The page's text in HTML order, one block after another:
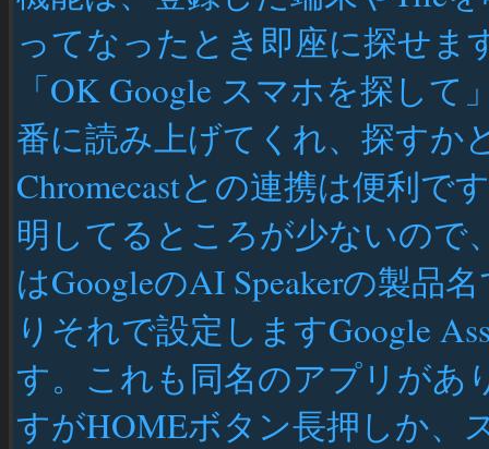
ってなったとき即座に探せま
「OK Google スマホを探し
番に読み上げてくれ、探すか
Chromecastとの連携は便利で
明してるところが少ないので
はGoogleのAI Speakerの製品
りそれで設定しますGoogle
す。これも同名のアプリがあ
すがHOMEボタン長押しか、